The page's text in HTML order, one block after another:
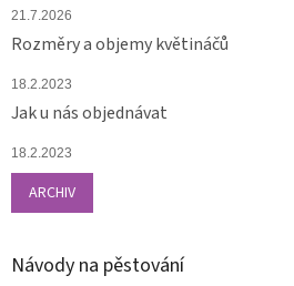
21.7.2026
Rozměry a objemy květináčů
18.2.2023
Jak u nás objednávat
18.2.2023
ARCHIV
Návody na pěstování